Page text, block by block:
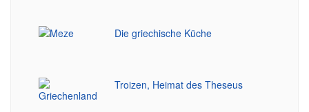
Die griechische Küche
Troizen, Heimat des Theseus